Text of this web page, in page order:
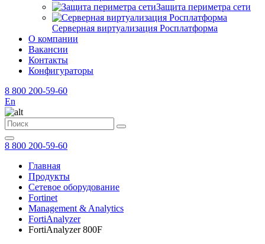
Защита периметра сети
Серверная виртуализация Росплатформа
О компании
Вакансии
Контакты
Конфигураторы
8 800 200-59-60
En
8 800 200-59-60
Главная
Продукты
Сетевое оборудование
Fortinet
Management & Analytics
FortiAnalyzer
FortiAnalyzer 800F